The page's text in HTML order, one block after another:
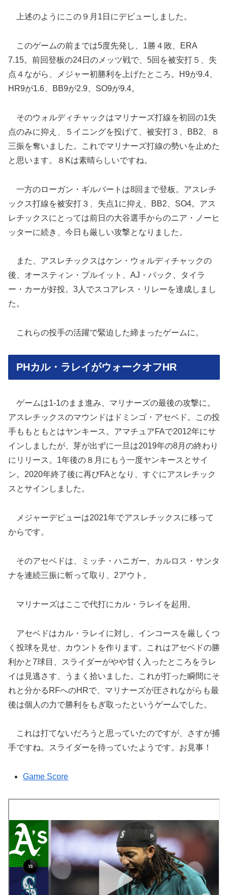
上述のようにこの９月1日にデビューしました。
このゲームの前までは5度先発し、1勝４敗、ERA
7.15。前回登板の24日のメッツ戦で、5回を被安打５、失
点４ながら、メジャー初勝利を上げたところ。H9が9.4、
HR9が1.6、BB9が2.9、SO9が9.4。
そのウォルディチャックはマリナーズ打線を初回の1失
点のみに抑え、５イニングを投げて、被安打３、BB2、８
三振を奪いました。これでマリナーズ打線の勢いを止めた
と思います。８Kは素晴らしいですね。
一方のローガン・ギルバートは8回まで登板。アスレチ
ックス打線を被安打３、失点1に抑え、BB2、SO4。アス
レチックスにとっては前日の大谷選手からのニア・ノーヒ
ッターに続き、今日も厳しい攻撃となりました。
また、アスレチックスはケン・ウォルディチャックの
後、オースティン・プルイット、AJ・パック、タイラ
ー・カーが好投。3人でスコアレス・リレーを達成しまし
た。
これらの投手の活躍で緊迫した締まったゲームに。
PHカル・ラレイがウォークオフHR
ゲームは1-1のまま進み、マリナーズの最後の攻撃に。
アスレチックスのマウンドはドミンゴ・アセベド。この投
手ももともとはヤンキース。アマチュアFAで2012年にサ
インしましたが、芽が出ずに一旦は2019年の8月の終わり
にリリース。1年後の８月にもう一度ヤンキースとサイ
ン。2020年終了後に再びFAとなり、すぐにアスレチック
スとサインしました。
メジャーデビューは2021年でアスレチックスに移って
からです。
そのアセベドは、ミッチ・ハニガー、カルロス・サンタ
ナを連続三振に斬って取り、2アウト。
マリナーズはここで代打にカル・ラレイを起用。
アセベドはカル・ラレイに対し、インコースを厳しくつ
く投球を見せ、カウントを作ります。これはアセベドの勝
利かと7球目、スライダーがやや甘く入ったところをラレ
イは見逃さす、うまく拾いました。これが打った瞬間にそ
れと分かるRFへのHRで、マリナーズが圧されながらも最
後は個人の力で勝利をもぎ取ったというゲームでした。
これは打てないだろうと思っていたのですが、さすが捕
手ですね。スライダーを待っていたようです。お見事！
Game Score